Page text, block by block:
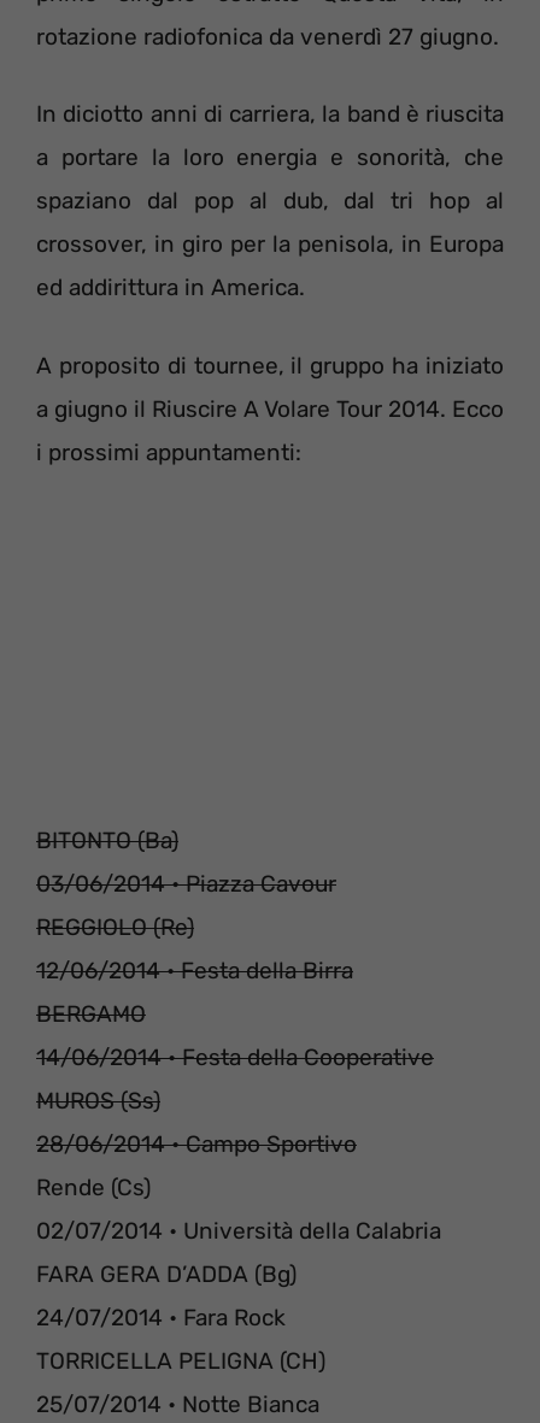
rotazione radiofonica da venerdì 27 giugno.
In diciotto anni di carriera, la band è riuscita
a portare la loro energia e sonorità, che
spaziano dal pop al dub, dal tri hop al
crossover, in giro per la penisola, in Europa
ed addirittura in America.
A proposito di tournee, il gruppo ha iniziato
a giugno il Riuscire A Volare Tour 2014. Ecco
i prossimi appuntamenti:
BITONTO (Ba)
03/06/2014 • Piazza Cavour
REGGIOLO (Re)
12/06/2014 • Festa della Birra
BERGAMO
14/06/2014 • Festa della Cooperative
MUROS (Ss)
28/06/2014 • Campo Sportivo
Rende (Cs)
02/07/2014 • Università della Calabria
FARA GERA D’ADDA (Bg)
24/07/2014 • Fara Rock
TORRICELLA PELIGNA (CH)
25/07/2014 • Notte Bianca